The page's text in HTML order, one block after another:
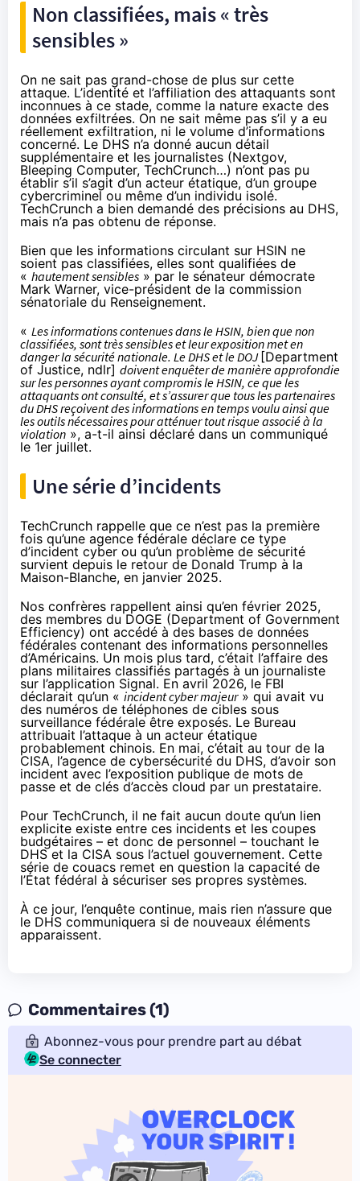
Non classifiées, mais « très
sensibles »
On ne sait pas grand-chose de plus sur cette
attaque. L’identité et l’affiliation des attaquants sont
inconnues à ce stade, comme la nature exacte des
données exfiltrées. On ne sait même pas s’il y a eu
réellement exfiltration, ni le volume d’informations
concerné. Le DHS n’a donné aucun détail
supplémentaire et les journalistes (Nextgov,
Bleeping Computer, TechCrunch…) n’ont pas pu
établir s’il s’agit d’un acteur étatique, d’un groupe
cybercriminel ou même d’un individu isolé.
TechCrunch a bien demandé des précisions au DHS,
mais n’a pas obtenu de réponse.
Bien que les informations circulant sur HSIN ne
soient pas classifiées, elles sont qualifiées de
« hautement sensibles » par le sénateur démocrate
Mark Warner, vice-président de la commission
sénatoriale du Renseignement.
« Les informations contenues dans le HSIN, bien que non
classifiées, sont très sensibles et leur exposition met en
danger la sécurité nationale. Le DHS et le DOJ [Department
of Justice, ndlr] doivent enquêter de manière approfondie
sur les personnes ayant compromis le HSIN, ce que les
attaquants ont consulté, et s’assurer que tous les partenaires
du DHS reçoivent des informations en temps voulu ainsi que
les outils nécessaires pour atténuer tout risque associé à la
violation », a-t-il ainsi déclaré dans un communiqué
le 1er juillet.
Une série d’incidents
TechCrunch rappelle que ce n’est pas la première
fois qu’une agence fédérale déclare ce type
d’incident cyber ou qu’un problème de sécurité
survient depuis le retour de Donald Trump à la
Maison-Blanche, en janvier 2025.
Nos confrères rappellent ainsi qu’en février 2025,
des membres du DOGE (Department of Government
Efficiency) ont accédé à des bases de données
fédérales contenant des informations personnelles
d’Américains. Un mois plus tard, c’était l’affaire des
plans militaires classifiés partagés à un journaliste
sur l’application Signal. En avril 2026, le FBI
déclarait qu’un « incident cyber majeur» qui avait vu
des numéros de téléphones de cibles sous
surveillance fédérale être exposés. Le Bureau
attribuait l’attaque à un acteur étatique
probablement chinois. En mai, c’était au tour de la
CISA, l’agence de cybersécurité du DHS, d’avoir son
incident avec l’exposition publique de mots de
passe et de clés d’accès cloud par un prestataire.
Pour TechCrunch, il ne fait aucun doute qu’un lien
explicite existe entre ces incidents et les coupes
budgétaires – et donc de personnel – touchant le
DHS et la CISA sous l’actuel gouvernement. Cette
série de couacs remet en question la capacité de
l’État fédéral à sécuriser ses propres systèmes.
À ce jour, l’enquête continue, mais rien n’assure que
le DHS communiquera si de nouveaux éléments
apparaissent.
Commentaires (1)
Abonnez-vous pour prendre part au débat
Se connecter